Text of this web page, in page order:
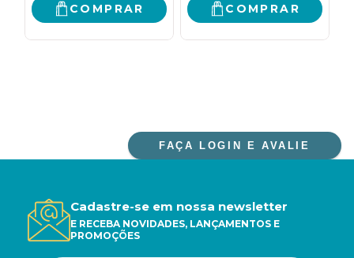
COMPRAR COMPRAR
FAÇA LOGIN E AVALIE
Cadastre-se em nossa newsletter
E RECEBA NOVIDADES, LANÇAMENTOS E
PROMOÇÕES